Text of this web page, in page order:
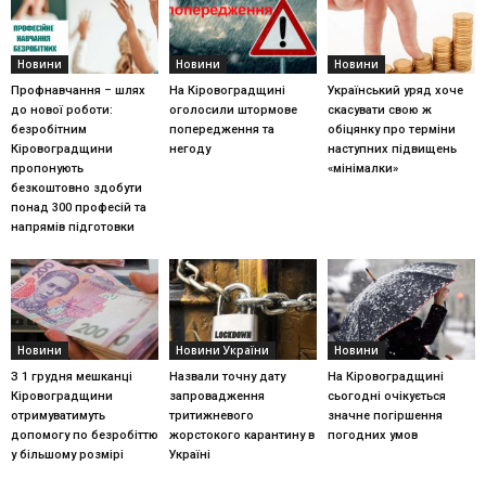
Новини
Профнавчання – шлях
до нової роботи:
безробітним
Кіровоградщини
пропонують
безкоштовно здобути
понад 300 професій та
напрямів підготовки
Новини
На Кіровоградщині
оголосили штормове
попередження та
негоду
Новини
Український уряд хоче
скасувати свою ж
обіцянку про терміни
наступних підвищень
«мінімалки»
Новини
З 1 грудня мешканці
Кіровоградщини
отримуватимуть
допомогу по безробіттю
у більшому розмірі
Новини України
Назвали точну дату
запровадження
тритижневого
жорстокого карантину в
Україні
Новини
На Кіровоградщині
сьогодні очікується
значне погіршення
погодних умов